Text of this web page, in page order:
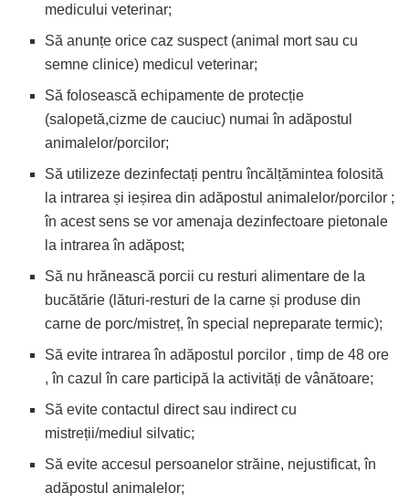
medicului veterinar;
Să anunțe orice caz suspect (animal mort sau cu
semne clinice) medicul veterinar;
Să folosească echipamente de protecție
(salopetă,cizme de cauciuc) numai în adăpostul
animalelor/porcilor;
Să utilizeze dezinfectați pentru încălțămintea folosită
la intrarea și ieșirea din adăpostul animalelor/porcilor ;
în acest sens se vor amenaja dezinfectoare pietonale
la intrarea în adăpost;
Să nu hrănească porcii cu resturi alimentare de la
bucătărie (lături-resturi de la carne și produse din
carne de porc/mistreț, în special nepreparate termic);
Să evite intrarea în adăpostul porcilor , timp de 48 ore
, în cazul în care participă la activități de vânătoare;
Să evite contactul direct sau indirect cu
mistreții/mediul silvatic;
Să evite accesul persoanelor străine, nejustificat, în
adăpostul animalelor;